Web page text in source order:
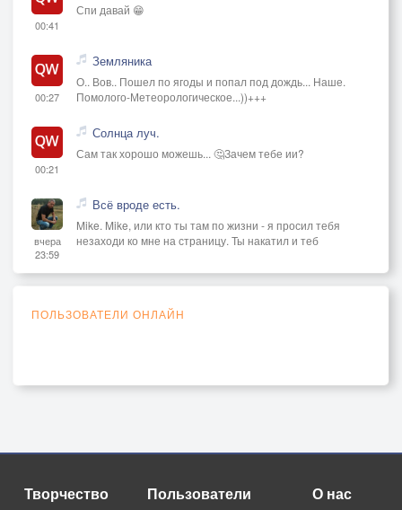
00:41
Спи давай 😁
00:27
Земляника
О.. Вов.. Пошел по ягоды и попал под дождь... Наше.
Помолого-Метеорологическое...))+++
00:21
Солнца луч.
Сам так хорошо можешь... 🤔Зачем тебе ии?
вчера
23:59
Всё вроде есть.
Mike. Mike, или кто ты там по жизни - я просил тебя
незаходи ко мне на страницу. Ты накатил и теб
ПОЛЬЗОВАТЕЛИ ОНЛАЙН
Творчество Пользователи О нас